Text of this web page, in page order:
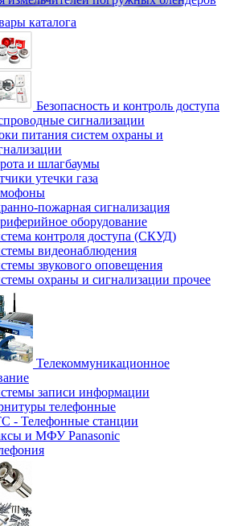
каталога
Безопасность и контроль доступа
сигнализации
питания систем охраны и
и шлагбаумы
утечки газа
пожарная сигнализация
оборудование
контроля доступа (СКУД)
видеонаблюдения
звукового оповещения
охраны и сигнализации прочее
Телекоммуникационное
записи информации
телефонные
- Телефонные станции
и МФУ Panasonic